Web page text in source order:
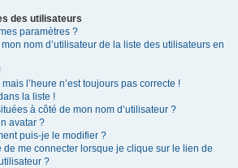
des utilisateurs
paramètres ?
nom d’utilisateur de la liste des utilisateurs en
l’heure n’est toujours pas correcte !
la liste !
à côté de mon nom d’utilisateur ?
avatar ?
puis-je le modifier ?
de me connecter lorsque je clique sur le lien de
?